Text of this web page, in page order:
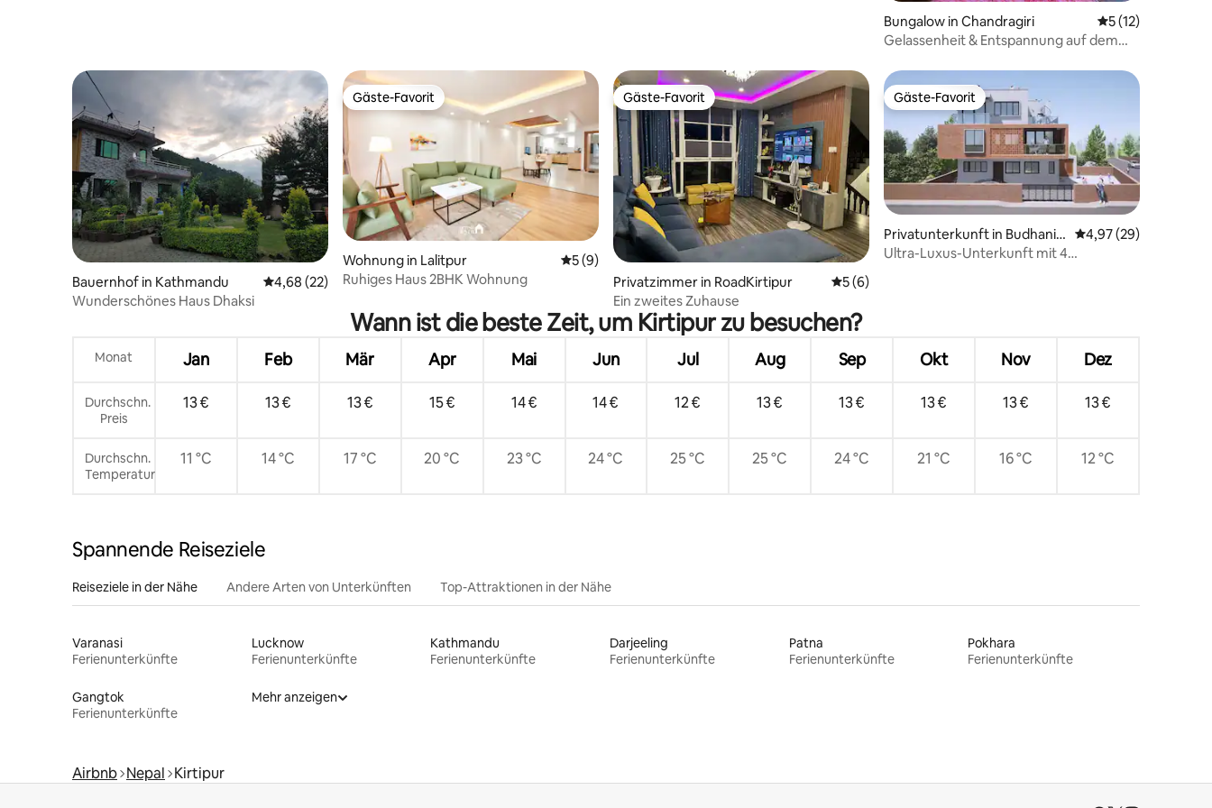
Bungalow in Chandragiri Durchschnittliche
5 (12)
Gelassenheit & Entspannung auf dem
Bauernhof in Kathmandu Durchschnittliche Bewertung: 4,68 von 5, 22 Bewertungen
4,68 (22)
Wunderschönes Haus Dhaksi
Gäste-Favorit
Gäste-Favorit
Wohnung in Lalitpur Durchschnittliche Bewertung: 5 von 5, 9 Bewertungen
5 (9)
Ruhiges Haus 2BHK Wohnung
Gäste-Favorit
Gäste-Favorit
Privatzimmer in RoadKirtipur Durchschnittliche Bewertung: 5 von 5, 6 Bewertungen
5 (6)
Ein zweites Zuhause
Gäste-Favorit
Gäste-Favorit
Privatunterkunft in Budhanilk
antha
Durchschnittliche
4,97 (29)
Ultra-Luxus-Unterkunft mit 4
Wann ist die beste Zeit, um Kirtipur zu besuchen?
Monat Jan Feb Mär Apr Mai Jun Jul Aug Sep Okt Nov Dez
Durchschn.
Preis
13 € 13 € 13 € 15 € 14 € 14 € 12 € 13 € 13 € 13 € 13 € 13 €
Durchschn.
Temperatur
11 °C 14 °C 17 °C 20 °C 23 °C 24 °C 25 °C 25 °C 24 °C 21 °C 16 °C 12 °C
Spannende Reiseziele
Reiseziele in der Nähe Andere Arten von Unterkünften Top-Attraktionen in der Nähe
Varanasi
Ferienunterkünfte
Lucknow
Ferienunterkünfte
Kathmandu
Ferienunterkünfte
Darjeeling
Ferienunterkünfte
Patna
Ferienunterkünfte
Pokhara
Ferienunterkünfte
Gangtok
Ferienunterkünfte
Mehr anzeigen
Airbnb Nepal Kirtipur